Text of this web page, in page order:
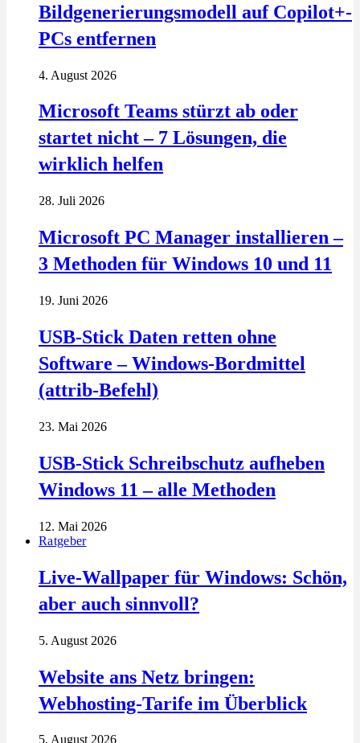
Bildgenerierungsmodell auf Copilot+-
PCs entfernen
4. August 2026
Microsoft Teams stürzt ab oder
startet nicht – 7 Lösungen, die
wirklich helfen
28. Juli 2026
Microsoft PC Manager installieren –
3 Methoden für Windows 10 und 11
19. Juni 2026
USB-Stick Daten retten ohne
Software – Windows-Bordmittel
(attrib-Befehl)
23. Mai 2026
USB-Stick Schreibschutz aufheben
Windows 11 – alle Methoden
12. Mai 2026
Ratgeber
Live-Wallpaper für Windows: Schön,
aber auch sinnvoll?
5. August 2026
Website ans Netz bringen:
Webhosting-Tarife im Überblick
5. August 2026